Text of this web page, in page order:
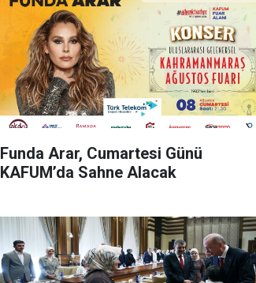
Funda Arar, Cumartesi Günü
KAFUM’da Sahne Alacak